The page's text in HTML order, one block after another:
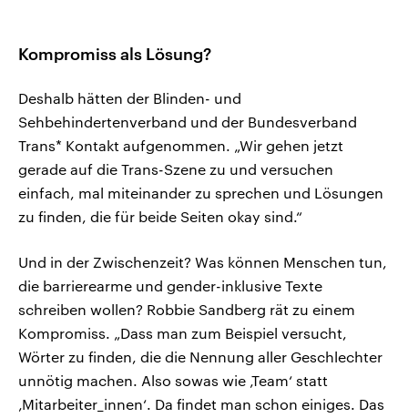
Kompromiss als Lösung?
Deshalb hätten der Blinden- und
Sehbehindertenverband und der Bundesverband
Trans* Kontakt aufgenommen. „Wir gehen jetzt
gerade auf die Trans-Szene zu und versuchen
einfach, mal miteinander zu sprechen und Lösungen
zu finden, die für beide Seiten okay sind.“
Und in der Zwischenzeit? Was können Menschen tun,
die barrierearme und gender-inklusive Texte
schreiben wollen? Robbie Sandberg rät zu einem
Kompromiss. „Dass man zum Beispiel versucht,
Wörter zu finden, die die Nennung aller Geschlechter
unnötig machen. Also sowas wie ‚Team‘ statt
‚Mitarbeiter_innen‘. Da findet man schon einiges. Das